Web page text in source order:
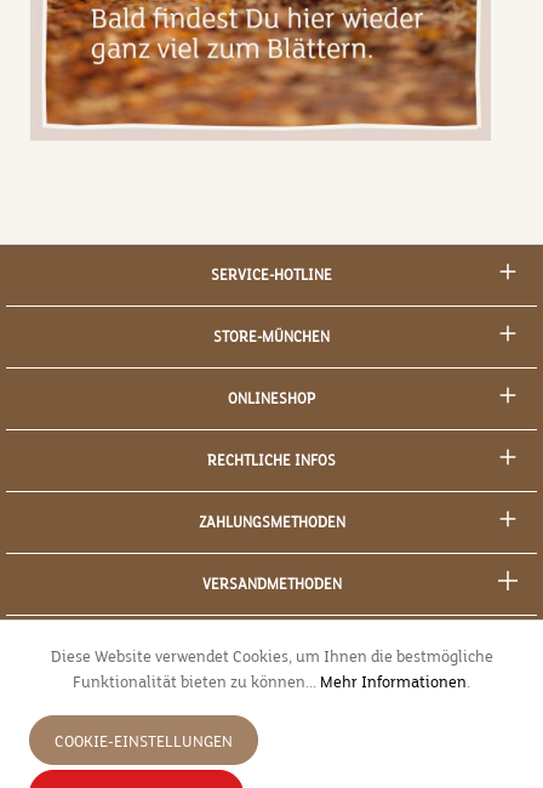
SERVICE-HOTLINE
STORE-MÜNCHEN
ONLINESHOP
RECHTLICHE INFOS
ZAHLUNGSMETHODEN
VERSANDMETHODEN
Diese Website verwendet Cookies, um Ihnen die bestmögliche
Funktionalität bieten zu können... Mehr Informationen.
COOKIE-EINSTELLUNGEN